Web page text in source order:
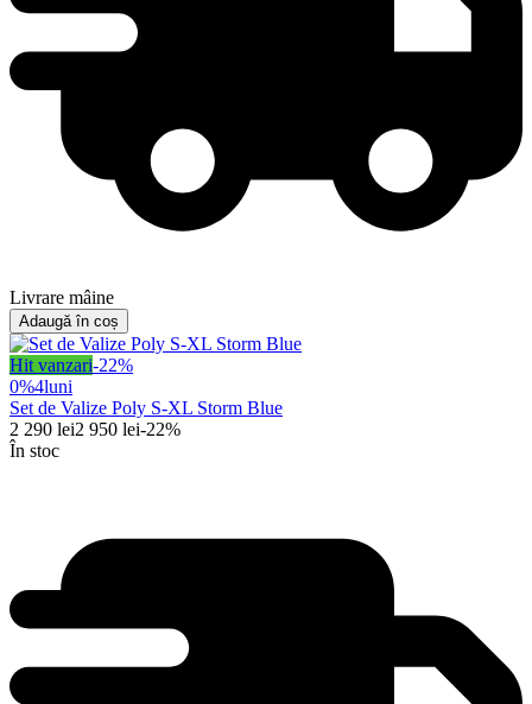
Livrare mâine
Adaugă în coș
Hit vanzari-22%
0%4luni
Set de Valize Poly S-XL Storm Blue
2 290 lei2 950 lei-22%
În stoc